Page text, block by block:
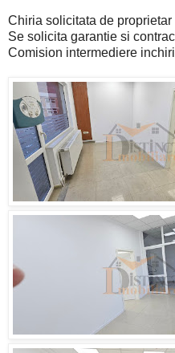
Chiria solicitata de
Se solicita garantie si
Comision intermediere